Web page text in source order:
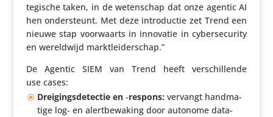
te­gi­sche taken, in de weten­schap dat onze agentic AI
hen onder­steunt. Met deze intro­ductie zet Trend een
nieuwe stap voor­waarts in innovatie in cyber­se­cu­rity
en wereld­wijd marktleiderschap.”
De Agentic SIEM van Trend heeft verschil­lende
use cases:
Drei­gings­de­tectie en ‑respons: vervangt hand­ma­
tige log- en alert­be­wa­king door autonome data-